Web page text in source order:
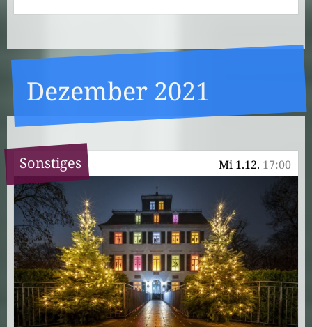
Dezember 2021
Mi 1.12. 17:00
Sonstiges